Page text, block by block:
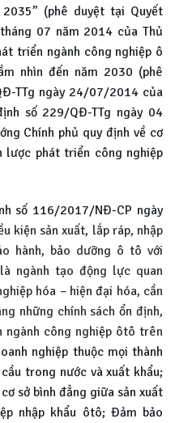
(phê duyệt tại Quyết
07 năm 2014 của Thủ
triển ngành công nghiệp ô
nhìn đến năm 2030 (phê
TTg ngày 24/07/2014 của
số 229/QĐ-TTg ngày 04
Chính phủ quy định về cơ
lược phát triển công nghiệp
số 116/2017/NĐ-CP ngày
kiện sản xuất, lắp ráp, nhập
hành, bảo dưỡng ô tô với
ngành tạo động lực quan
hóa – hiện đại hóa, cần
những chính sách ổn định,
ngành công nghiệp ôtô trên
nghiệp thuộc mọi thành
trong nước và xuất khẩu;
sở bình đẳng giữa sản xuất
nhập khẩu ôtô; Đảm bảo